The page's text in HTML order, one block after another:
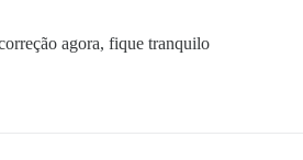
agora, fique tranquilo